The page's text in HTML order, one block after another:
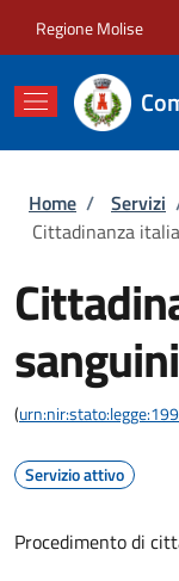
Regione Molise
Briciole
Home / Servizi
Cittadinanza
(
Servizio attivo
Procedimento di